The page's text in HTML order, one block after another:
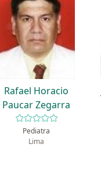
Rafael Horacio
Paucar Zegarra
Pediatra
Lima